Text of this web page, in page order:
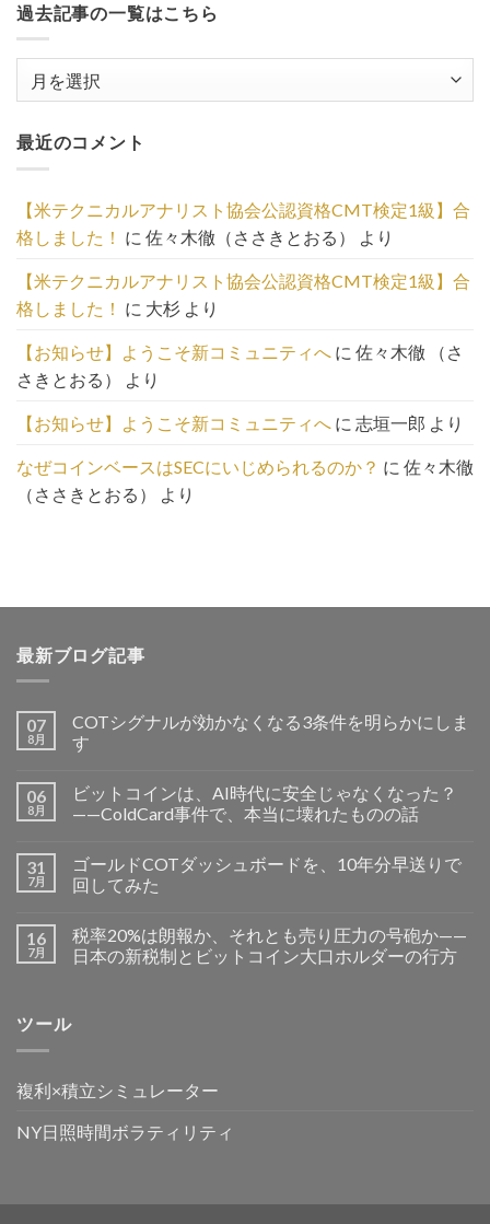
過去記事の一覧はこちら
事
の
覧
は
こ
ち
ら
最近のコメント
【米テクニカルアナリスト協会公認資格CMT検定1級】合
格しました！ に 佐々木徹（ささきとおる） より
【米テクニカルアナリスト協会公認資格CMT検定1級】合
格しました！ に 大杉 より
【お知らせ】ようこそ新コミュニティへ に 佐々木徹 （さ
さきとおる）
より
【お知らせ】ようこそ新コミュニティへ に 志垣一郎 より
なぜコインベースはSECにいじめられるのか？ に 佐々木徹
（ささきとおる）
より
最新ブログ記事
07
8月
COTシグナルが効かなくなる3条件を明らかにしま
す
06
8月
ビットコインは、AI時代に安全じゃなくなった？
——ColdCard事件で、本当に壊れたものの話
31
7月
ゴールドCOTダッシュボードを、10年分早送りで
回してみた
16
7月
税率20%は朗報か、それとも売り圧力の号砲か——
日本の新税制とビットコイン大口ホルダーの行方
ツール
複利×積立シミュレーター
NY日照時間ボラティリティ